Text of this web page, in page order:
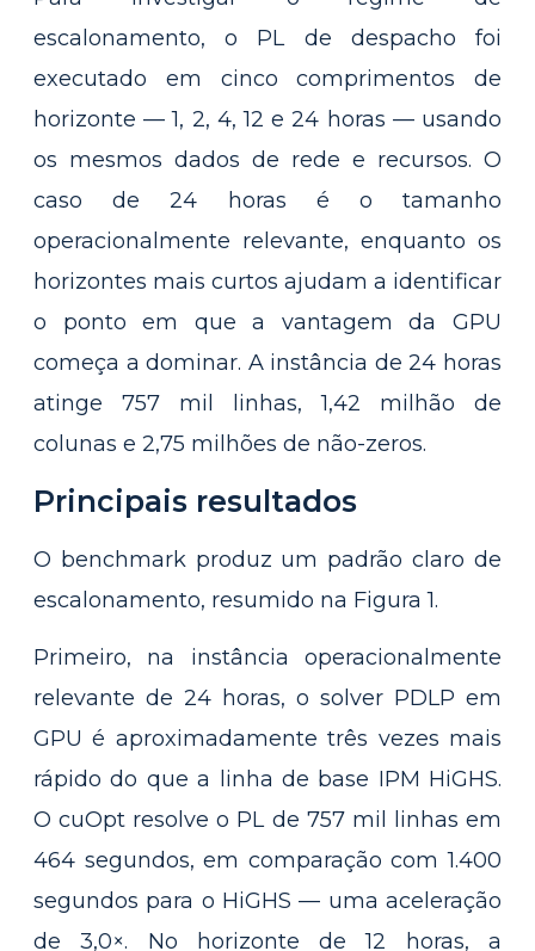
escalonamento, o PL de despacho foi
executado em cinco comprimentos de
horizonte — 1, 2, 4, 12 e 24 horas — usando
os mesmos dados de rede e recursos. O
caso de 24 horas é o tamanho
operacionalmente relevante, enquanto os
horizontes mais curtos ajudam a identificar
o ponto em que a vantagem da GPU
começa a dominar. A instância de 24 horas
atinge 757 mil linhas, 1,42 milhão de
colunas e 2,75 milhões de não-zeros.
Principais resultados
O benchmark produz um padrão claro de
escalonamento, resumido na Figura 1.
Primeiro, na instância operacionalmente
relevante de 24 horas, o solver PDLP em
GPU é aproximadamente três vezes mais
rápido do que a linha de base IPM HiGHS.
O cuOpt resolve o PL de 757 mil linhas em
464 segundos, em comparação com 1.400
segundos para o HiGHS — uma aceleração
de 3,0×. No horizonte de 12 horas, a